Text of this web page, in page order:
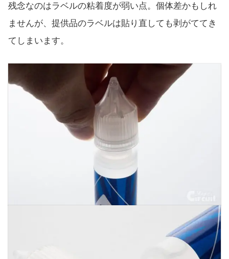
残念なのはラベルの粘着度が弱い点。個体差かもしれ
ませんが、提供品のラベルは貼り直しても剥がててき
てしまいます。